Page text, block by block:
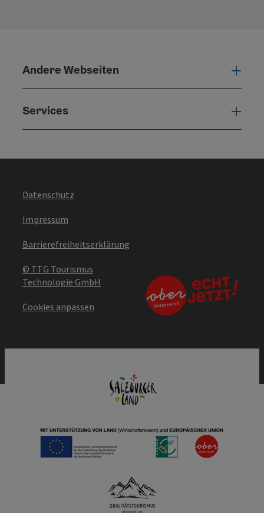
Andere Webseiten
Services
Datenschutz
Impressum
Barrierefreiheitserklärung
© TTG Tourismus
Technologie GmbH
Cookies anpassen